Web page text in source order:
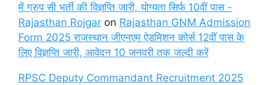
में ग्रुप सी भर्ती की विज्ञप्ति जारी, योग्यता सिर्फ 10वीं पास -
Rajasthan Rojgar on Rajasthan GNM Admission
Form 2025 राजस्थान जीएनएम ऐडमिशन कोर्स 12वीं पास के
लिए विज्ञप्ति जारी, आवेदन 10 जनवरी तक जल्दी करें
RPSC Deputy Commandant Recruitment 2025